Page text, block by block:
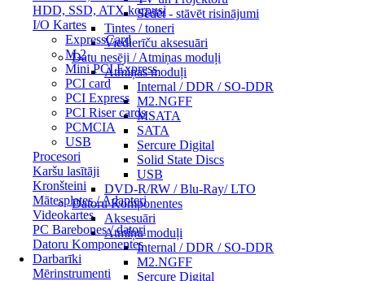
HDD, SSD, ATX korpusi
I/O Kartes
ExpressCard
M.2
Mini PCI Express
PCI card
PCI Express
PCI Riser cards
PCMCIA
USB
Procesori
Karšu lasītāji
Kronšteini
Mātesplates / Adapteri
Videokartes
PC Barebones / datori
Datoru Komponentes
Darbarīki
Mērinstrumenti
Sēdēt - stāvēt risinājumi
Tintes / toneri
Viedierīču aksesuāri
Datu nesēji / Atmiņas moduļi
Atmiņas moduļi
Internal / DDR / SO-DDR
M2.NGFF
MSATA
SATA
Sercure Digital
Solid State Discs
USB
DVD-R/RW / Blu-Ray/ LTO
Datoru Komponentes
Aksesuāri
Atmiņu moduļi
Internal / DDR / SO-DDR
M2.NGFF
Sercure Digital